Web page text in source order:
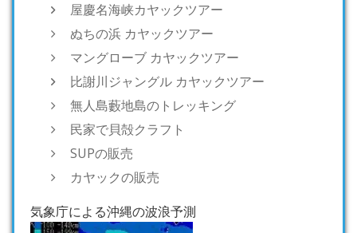
屋慶名海峡カヤックツアー
ぬちの浜 カヤックツアー
マングローブ カヤックツアー
比謝川ジャングル カヤックツアー
無人島藪地島のトレッキング
民家で貝殻クラフト
SUPの販売
カヤックの販売
気象庁による沖縄の波浪予測